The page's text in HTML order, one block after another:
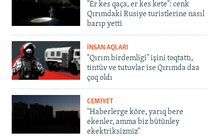
"Er kes qaça, er kes kete": cenk
Qırımdaki Rusiye turistlerine nasıl
barıp yetti
İNSAN AQLARI
"Qırım birdemligi" işini toqtattı,
tintüv ve tutuvlar ise Qırımda daa
çoq oldı
CEMİYET
"Haberlerge köre, yarıq bere
ekenler, amma biz bütünley
ekektriksizmiz"